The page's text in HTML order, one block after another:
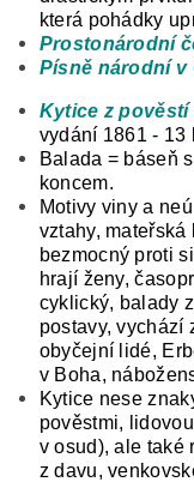
která pohádky
Prostonárodní
Písně národní v
Kytice z
vydání 1861 -
Balada = báseň
koncem.
Motivy viny a
vztahy,
bezmocný proti
hrají ženy,
cyklický, balady
postavy, vychází
obyčejní lidé,
v Boha,
Kytice nese
pověstmi,
v osud), ale také
z davu,